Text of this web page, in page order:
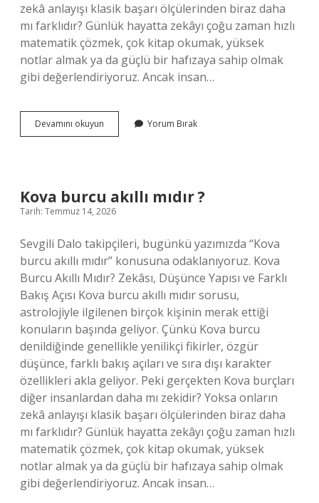
zekâ anlayışı klasik başarı ölçülerinden biraz daha
mı farklıdır? Günlük hayatta zekâyı çoğu zaman hızlı
matematik çözmek, çok kitap okumak, yüksek
notlar almak ya da güçlü bir hafızaya sahip olmak
gibi değerlendiriyoruz. Ancak insan…
Devamını okuyun
burcu
Yorum Bırak
Kova burcu akıllı mıdır ?
Tarih: Temmuz 14, 2026
Sevgili Dalo takipçileri, bugünkü yazımızda “Kova
burcu akıllı mıdır” konusuna odaklanıyoruz. Kova
Burcu Akıllı Mıdır? Zekâsı, Düşünce Yapısı ve Farklı
Bakış Açısı Kova burcu akıllı mıdır sorusu,
astrolojiyle ilgilenen birçok kişinin merak ettiği
konuların başında geliyor. Çünkü Kova burcu
denildiğinde genellikle yenilikçi fikirler, özgür
düşünce, farklı bakış açıları ve sıra dışı karakter
özellikleri akla geliyor. Peki gerçekten Kova burçları
diğer insanlardan daha mı zekidir? Yoksa onların
zekâ anlayışı klasik başarı ölçülerinden biraz daha
mı farklıdır? Günlük hayatta zekâyı çoğu zaman hızlı
matematik çözmek, çok kitap okumak, yüksek
notlar almak ya da güçlü bir hafızaya sahip olmak
gibi değerlendiriyoruz. Ancak insan…